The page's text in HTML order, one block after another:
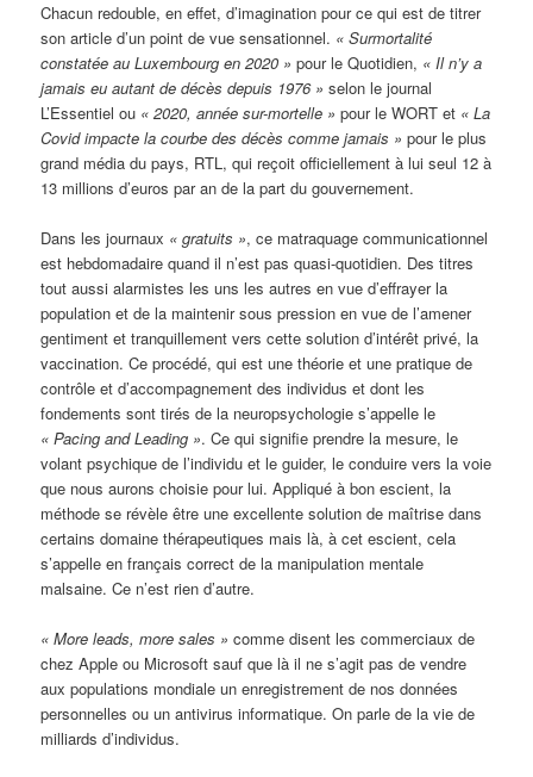
Chacun redouble, en effet, d’imagination pour ce qui est de titrer
son article d’un point de vue sensationnel. « Surmortalité
constatée au Luxembourg en 2020 » pour le Quotidien, « Il n’y a
jamais eu autant de décès depuis 1976 » selon le journal
L’Essentiel ou « 2020, année sur-mortelle » pour le WORT et « La
Covid impacte la courbe des décès comme jamais » pour le plus
grand média du pays, RTL, qui reçoit officiellement à lui seul 12 à
13 millions d’euros par an de la part du gouvernement.
Dans les journaux « gratuits », ce matraquage communicationnel
est hebdomadaire quand il n’est pas quasi-quotidien. Des titres
tout aussi alarmistes les uns les autres en vue d’effrayer la
population et de la maintenir sous pression en vue de l’amener
gentiment et tranquillement vers cette solution d’intérêt privé, la
vaccination. Ce procédé, qui est une théorie et une pratique de
contrôle et d’accompagnement des individus et dont les
fondements sont tirés de la neuropsychologie s’appelle le
« Pacing and Leading ». Ce qui signifie prendre la mesure, le
volant psychique de l’individu et le guider, le conduire vers la voie
que nous aurons choisie pour lui. Appliqué à bon escient, la
méthode se révèle être une excellente solution de maîtrise dans
certains domaine thérapeutiques mais là, à cet escient, cela
s’appelle en français correct de la manipulation mentale
malsaine. Ce n’est rien d’autre.
« More leads, more sales » comme disent les commerciaux de
chez Apple ou Microsoft sauf que là il ne s’agit pas de vendre
aux populations mondiale un enregistrement de nos données
personnelles ou un antivirus informatique. On parle de la vie de
milliards d’individus.